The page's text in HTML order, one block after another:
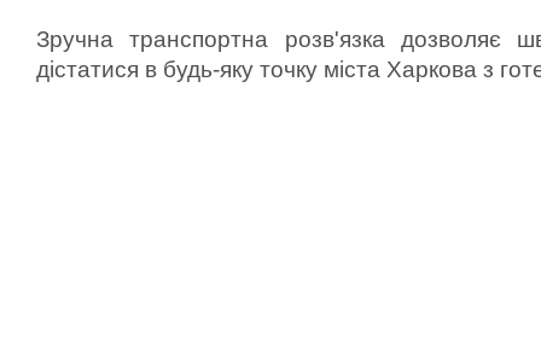
Зручна транспортна розв'язка дозволяє
дістатися в будь-яку точку міста Харкова з